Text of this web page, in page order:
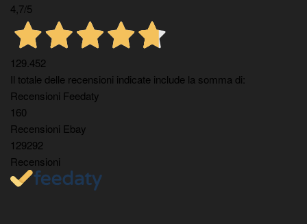
4,7/5
129.452
Il totale delle recensioni indicate include la somma di:
Recensioni Feedaty
160
Recensioni Ebay
129292
Recensioni